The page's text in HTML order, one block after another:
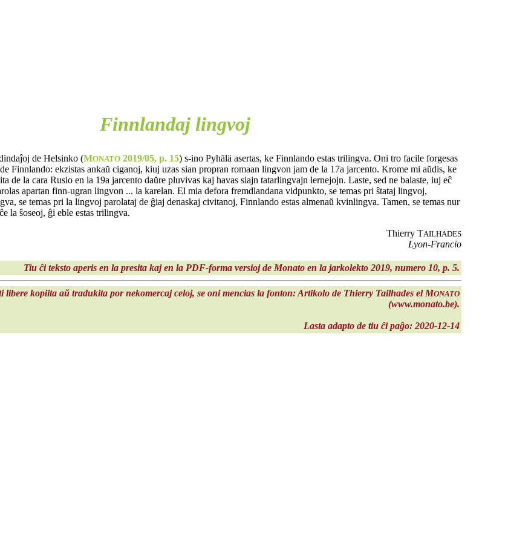
Finnlandaj lingvoj
de Helsinko (MONATO2019/05, p. 15) s-ino Pyhälä asertas, ke Finnlando estas trilingva. Oni tro facile forgesas
Finnlando: ekzistas ankaŭ ciganoj, kiuj uzas sian propran romaan lingvon jam de la 17a jarcento. Krome mi aŭdis, ke
de la cara Rusio en la 19a jarcento daŭre pluvivas kaj havas siajn tatarlingvajn lernejojn. Laste, sed ne balaste, iuj eĉ
apartan finn-ugran lingvon ... la karelan. El mia defora fremdlandana vidpunkto, se temas pri ŝtataj lingvoj,
se temas pri la lingvoj parolataj de ĝiaj denaskaj civitanoj, Finnlando estas almenaŭ kvinlingva. Tamen, se temas nur
la ŝoseoj, ĝi eble estas trilingva.
Thierry TAILHADES
Lyon-Francio
Tiu ĉi teksto aperis en la presita kaj en la PDF-forma versioj de Monato en la jarkolekto 2019, numero 10, p. 5.
libere kopiita aŭ tradukita por nekomercaj celoj, se oni mencias la fonton: Artikolo de Thierry Tailhades el MONATO
(www.monato.be).
Lasta adapto de tiu ĉi paĝo: 2020-12-14